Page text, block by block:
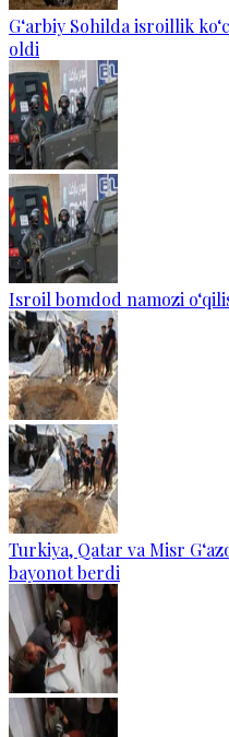
G‘arbiy Sohilda isroillik
oldi
Isroil bomdod namozi
Turkiya, Qatar va Misr
bayonot berdi